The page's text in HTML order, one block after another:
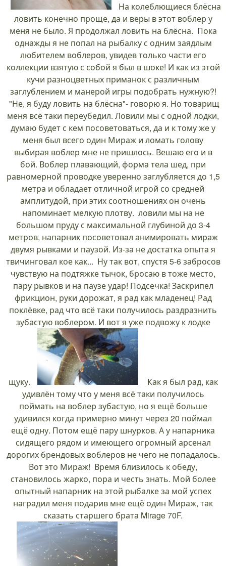
На колеблющиеся блёсна
ловить конечно проще, да и веры в этот воблер у
меня не было. Я продолжал ловить на блёсна. Пока
однажды я не попал на рыбалку с одним заядлым
любителем воблеров, увидев только части его
коллекции взятую с собой я был в шоке! И как из этой
кучи разноцветных приманок с различным
заглублением и манерой игры подобрать нужную?!
"Не, я буду ловить на блёсна"- говорю я. Но товарищ
меня всё таки переубедил. Ловили мы с одной лодки,
думаю будет с кем посоветоваться, да и к тому же у
меня был всего один Мираж и ломать голову
выбирая воблер мне не пришлось. Вешаю его и в
бой. Воблер плавающий, форма тела шед, при
равномерной проводке уверенно заглубляется до 1,5
метра и обладает отличной игрой со средней
амплитудой, при этих соотношениях он очень
напоминает мелкую плотву. ловили мы на не
большом пруду с максимальной глубиной до 3-4
метров, напарник посоветовал анимировать мираж
двумя рывками и паузой. Из-за не достатка опыта я
твичинговал кое как... Ну так вот, спустя 5-6 забросов
чувствую на подтяжке тычок, бросаю в тоже место,
пару рывков и на паузе удар! Подсечка! Заскрипел
фрикцион, руки дорожат, я рад как младенец! Рад
поклёвке, рад что всё таки получилось раздразнить
зубастую воблером. И вот я уже подвожу к лодке
щуку.
Как я был рад, как
удивлён тому что у меня всё таки получилось
поймать на воблер зубастую, но я ещё больше
удивился когда примерно минут через 20 поймал
ещё одну. Потом ещё пару шнурков. А у напарника
сидящего рядом и имеющего огромный арсенал
дорогих брендовых воблеров не чего не попадалось.
Вот это Мираж! Время близилось к обеду,
становилось жарко, пора и честь знать. Мой более
опытный напарник на этой рыбалке за мой успех
наградил меня подарив мне ещё один Мираж, так
сказать старшего брата Mirage 70F.